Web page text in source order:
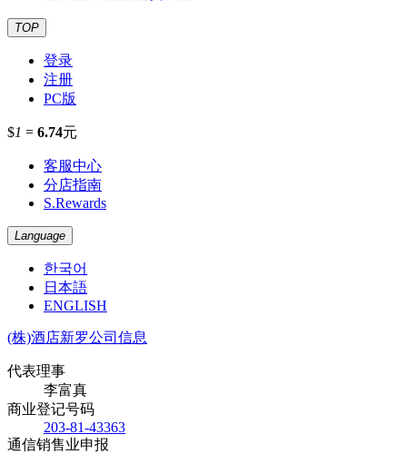
TOP
登录
注册
PC版
$1 = 6.74元
客服中心
分店指南
S.Rewards
Language
한국어
日本語
ENGLISH
(株)酒店新罗公司信息
代表理事
李富真
商业登记号码
203-81-43363
通信销售业申报